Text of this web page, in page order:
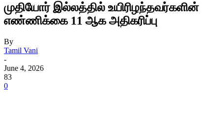
முதியோர் இல்லத்தில் உயிரிழந்தவர்களின்
எண்ணிக்கை 11 ஆக அதிகரிப்பு
By
Tamil Vani
-
June 4, 2026
83
0